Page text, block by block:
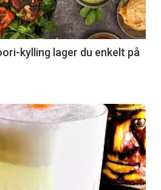
kylling lager du enkelt på